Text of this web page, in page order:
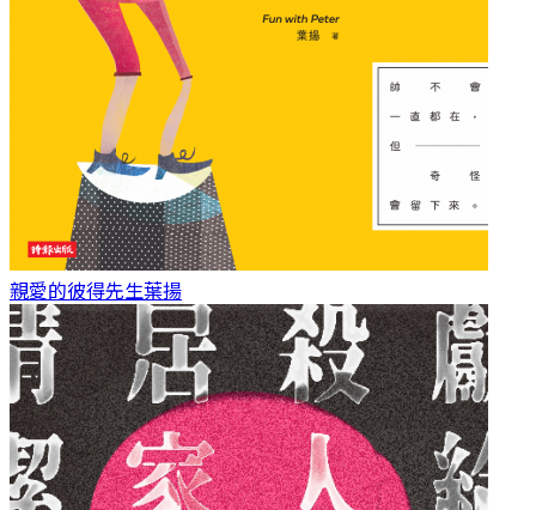
親愛的彼得先生葉揚